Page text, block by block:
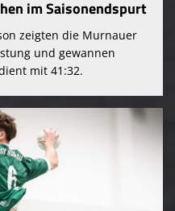
im Saisonendspurt
zeigten die Murnauer
und gewannen
mit 41:32.